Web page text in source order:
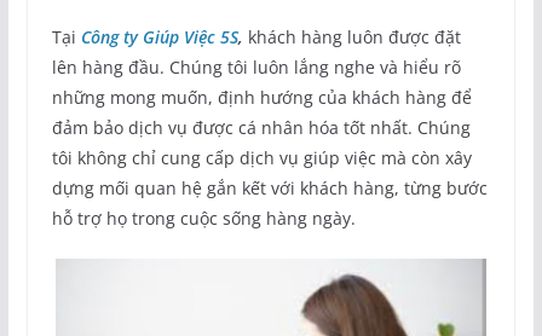
Tại Công ty Giúp Việc 5S, khách hàng luôn được đặt
lên hàng đầu. Chúng tôi luôn lắng nghe và hiểu rõ
những mong muốn, định hướng của khách hàng để
đảm bảo dịch vụ được cá nhân hóa tốt nhất. Chúng
tôi không chỉ cung cấp dịch vụ giúp việc mà còn xây
dựng mối quan hệ gắn kết với khách hàng, từng bước
hỗ trợ họ trong cuộc sống hàng ngày.